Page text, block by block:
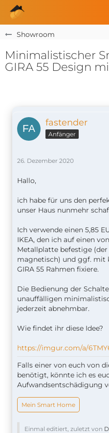
Showroom
Minimalistischer
GIRA 55 Design
fastender
Anfänger
26. Dezember 2020
Hallo,
ich habe für uns den
unser Haus nunmehr
Ich verwende einen 5,85
IKEA, den ich auf einen
Metallplatte befestige (der
magnetisch) und ggf. mit
GIRA 55 Rahmen fixiere.
Die Bedienung der
unauffälligen
jederzeit abnehmbar.
Wie findet ihr diese Idee?
https://imgur.com/a/
Falls einer von euch von
benötigt, könnte ich es
Aufwandsentschädigung
Mein Smart Home
Einmal editiert, zuletzt von